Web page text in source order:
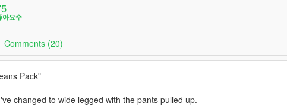
아요수
(20)
Pack"
changed to wide legged with the pants pulled up.